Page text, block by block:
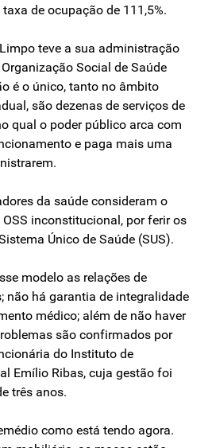
de ocupação de 111,5%.
teve a sua administração
Social de Saúde
é o único, tanto no âmbito
são dezenas de serviços de
qual o poder público arca com
e paga mais uma
da saúde consideram o
inconstitucional, por ferir os
Único de Saúde (SUS).
modelo as relações de
não há garantia de integralidade
médico; além de não haver
são confirmados por
do Instituto de
Emílio Ribas, cuja gestão foi
três anos.
como está tendo agora.